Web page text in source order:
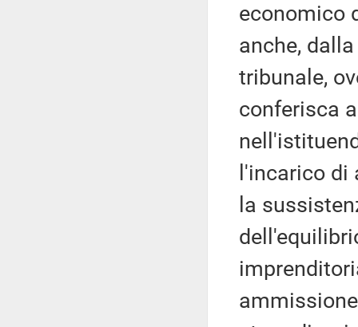
economico
anche,
tribunale,
conferisca
l'incarico
la